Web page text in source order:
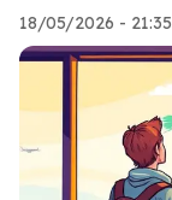
18/05/2026 - 21:35